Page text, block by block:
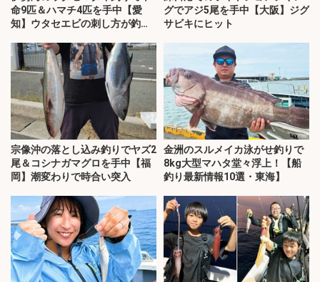
命9匹＆ハマチ4匹を手中【愛
知】ウタセエビの刺し方が釣果
グでアジ5尾を手中【大阪】ジグ
サビキにヒット
宗像沖の落とし込み釣りでヤズ2
尾＆コシナガマグロを手中【福
岡】潮変わりで時合い突入
金洲のスルメイカ泳がせ釣りで
8kg大型マハタ堂々浮上！【船
釣り最新情報10選・東海】